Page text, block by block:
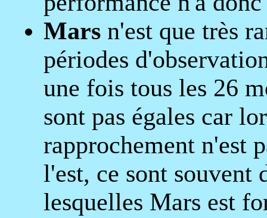
Mars n'est que très
périodes
une fois tous les 26
sont pas égales car
rapprochement n'est
l'est, ce sont souvent
lesquelles Mars est